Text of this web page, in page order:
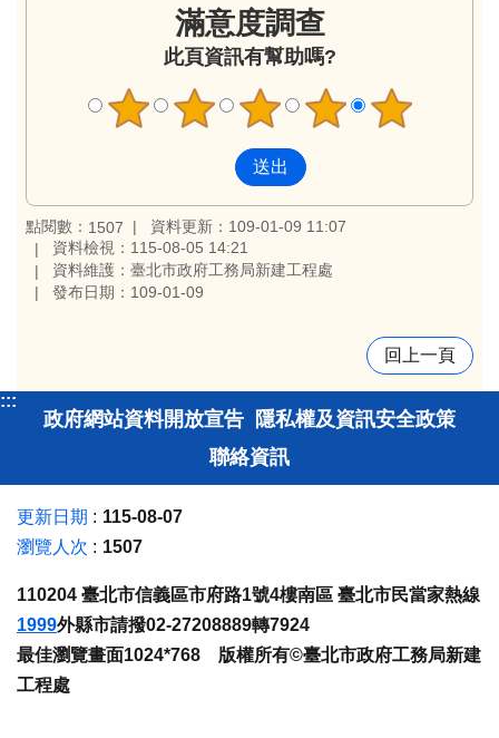
滿意度調查
此頁資訊有幫助嗎?
點閱數： 1507
資料更新：109-01-09 11:07
資料檢視：115-08-05 14:21
資料維護：臺北市政府工務局新建工程處
發布日期：109-01-09
回上一頁
:::
政府網站資料開放宣告 隱私權及資訊安全政策
聯絡資訊
更新日期
115-08-07
瀏覽人次
1507
110204 臺北市信義區市府路1號4樓南區 臺北市民當家熱線
1999外縣市請撥02-27208889轉7924
最佳瀏覽畫面1024*768 版權所有©臺北市政府工務局新建
工程處